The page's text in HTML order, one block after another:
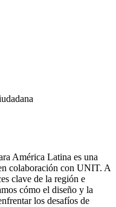
América Latina es una
colaboración con UNIT. A
clave de la región e
cómo el diseño y la
los desafíos de